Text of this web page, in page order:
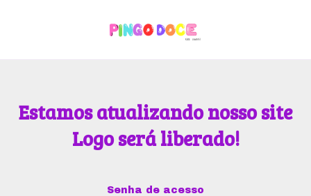
Estamos atualizando nosso site
Logo será liberado!
Senha de acesso